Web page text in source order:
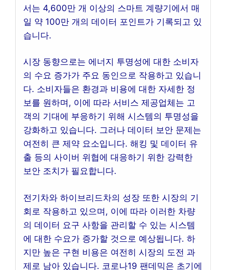
서는 4,600만 개 이상의 스마트 계량기에서 매
일 약 100만 개의 데이터 포인트가 기록되고 있
습니다.
시장 동향으로는 에너지 투명성에 대한 소비자
의 수요 증가가 주요 동인으로 작용하고 있습니
다. 소비자들은 환경과 비용에 대한 자세한 정
보를 원하며, 이에 따라 서비스 제공업체는 고
객의 기대에 부응하기 위해 시스템의 투명성을
강화하고 있습니다. 그러나 데이터 보안 문제는
여전히 큰 제약 요소입니다. 해킹 및 데이터 유
출 등의 사이버 위협에 대응하기 위한 강력한
보안 조치가 필요합니다.
전기차와 하이브리드차의 성장 또한 시장의 기
회로 작용하고 있으며, 이에 따라 이러한 차량
의 데이터 요구 사항을 관리할 수 있는 시스템
에 대한 수요가 증가할 것으로 예상됩니다. 하
지만 높은 구현 비용은 여전히 시장의 도전 과
제로 남아 있습니다. 코로나19 팬데믹은 초기에